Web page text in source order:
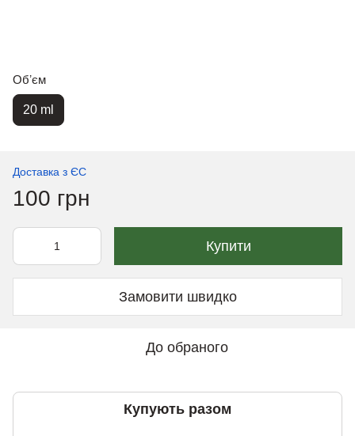
Обʼєм
20 ml
Доставка з ЄС
100 грн
Купити
Замовити швидко
До обраного
Купують разом